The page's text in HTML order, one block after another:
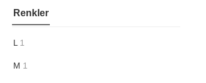
Renkler
L 1
M 1